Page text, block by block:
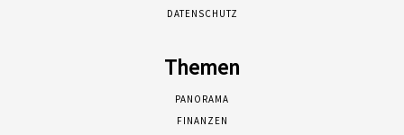
DATENSCHUTZ
Themen
PANORAMA
FINANZEN